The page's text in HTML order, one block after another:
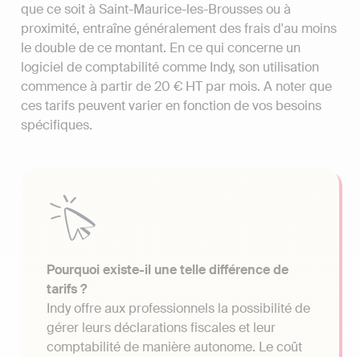
que ce soit à Saint-Maurice-les-Brousses ou à
proximité, entraîne généralement des frais d'au moins
le double de ce montant. En ce qui concerne un
logiciel de comptabilité comme Indy, son utilisation
commence à partir de 20 € HT par mois. A noter que
ces tarifs peuvent varier en fonction de vos besoins
spécifiques.
Pourquoi existe-il une telle différence de
tarifs ?
Indy offre aux professionnels la possibilité de
gérer leurs déclarations fiscales et leur
comptabilité de manière autonome. Le coût